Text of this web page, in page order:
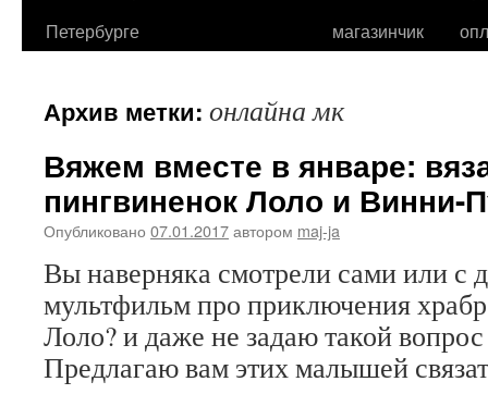
Петербурге
магазинчик
Архив метки: онлайна мк
Вяжем вместе в январе:
пингвиненок Лоло и Винни-
Опубликовано 07.01.2017автором maj-ja
Вы наверняка смотрели сами или с
мультфильм про приключения
Лоло? и даже не задаю такой
Предлагаю вам этих малышей